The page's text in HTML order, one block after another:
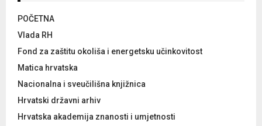
POČETNA
Vlada RH
Fond za zaštitu okoliša i energetsku učinkovitost
Matica hrvatska
Nacionalna i sveučilišna knjižnica
Hrvatski državni arhiv
Hrvatska akademija znanosti i umjetnosti